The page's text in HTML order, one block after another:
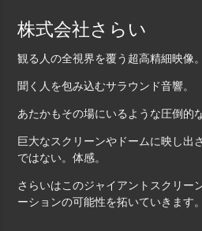
株式会社さらい
観る人の全視界を覆う超高精細映像。
聞く人を包み込むサラウンド音響。
あたかもその場にいるような圧倒的
巨大なスクリーンやドームに映し出
ではない。体感。
さらいはこのジャイアントスクリー
ーションの可能性を拓いていきます。